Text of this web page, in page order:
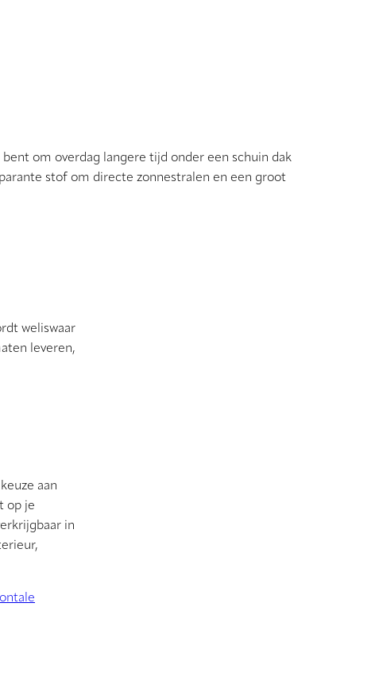
om overdag langere tijd onder een schuin dak
stof om directe zonnestralen en een groot
weliswaar
leveren,
aan
op je
in